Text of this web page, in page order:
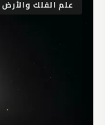
علم الفلك والأرض